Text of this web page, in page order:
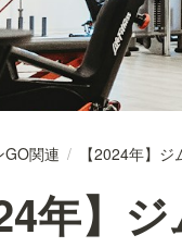
GO関連 / 【2024年】
年】